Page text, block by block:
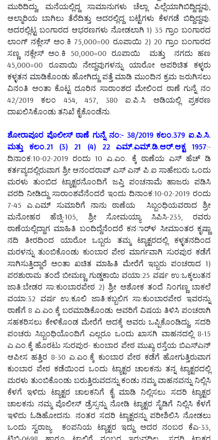
ಮುರಿದಿದ್ದು, ಮನೆಯಲ್ಲಿದ್ದ ಸಾಮಾನುಗಳು ಚೆಲ್ಲಾ ಪಿಲ್ಲೆಯಾಗಿಬಿದ್ದಿದ್ದವು,
ಆಲ್ಮಾರಿಯ ಬಾಗಿಲು ತೆರೆದಿತ್ತು ಅದರಲ್ಲಿದ್ದ ಬಟ್ಟೆಗಳು ಕೆಳಗಡೆ ಬಿದ್ದಿದ್ದವು.
ಅದರಲ್ಲಿಟ್ಟ ಬಂಗಾರದ ಆಭರಣಗಳು ನೋಡಲಾಗಿ 1) 35 ಗ್ರಾಂ ಬಂಗಾರದ
ಲಾಂಗ್ ನಕ್ಲೇಸ್ ಅಂ.ಕಿ 75,000=00 ರೂಪಾಯಿ 2) 20 ಗ್ರಾಂ ಬಂಗಾರದ
ಸಣ್ಣ ನಕ್ಲೇಸ್ ಅಂ.ಕಿ 50,000=00 ರೂಪಾಯಿ ಮತ್ತು ನಗದು ಹಣ
45,000=00 ರೂಪಾಯಿ ನೇದ್ದವುಗಳನ್ನು ಯಾರೋ ಅಪರಿಚಿತ ಕಳ್ಳರು
ಕಳ್ಳತನ ಮಾಡಿಕೊಂಡು ಹೋಗಿದ್ದು ಪತ್ತೆ ಮಾಡಿ ಮುಂದಿನ ಕ್ರಮ ಜರುಗಿಸಲು
ವಿನಂತಿ ಅಂತಾ ಕೊಟ್ಟ ದೂರಿನ ಸಾರಾಂಶದ ಮೇಲಿಂದ ಠಾಣೆ ಗುನ್ನೆ ನಂ
42/2019 ಕಲಂ 454, 457, 380 ಐ.ಪಿ.ಸಿ ಅಡಿಯಲ್ಲಿ ಪ್ರಕರಣ
ದಾಖಲಿಸಿಕೊಂಡು ತನಿಖೆ ಕೈಕೊಂಡೆನು.
ಶೋರಾಪೂರ ಪೊಲೀಸ್ ಠಾಣೆ ಗುನ್ನೆ ನಂ:- 38/2019 ಕಲಂ.379 ಐ.ಪಿ.ಸಿ.
ಮತ್ತು ಕಲಂ.21 (3) 21 (4) 22 ಎಮ್.ಎಮ್.ಡಿ.ಆರ್.ಆಕ್ಟ 1957:-
ದಿನಾಂಕ:10-02-2019 ರಂದು 10 ಎ.ಎಂ. ಕ್ಕೆ ಠಾಣೆಯ ಎಸ್ ಹೆಚ್ ಡಿ
ಕರ್ತವ್ಯದಲ್ಲಿರುವಾಗ ಶ್ರೀ ಆನಂದರಾವ್ ಎಸ್ ಎನ್ ಪಿ.ಐ ಸಾಹೇಬರು ಒಂದು
ಮರಳು ತುಂಬಿದ ಟ್ಯಾಕ್ಟರನೊಂದಿಗೆ ಜಪ್ತಿ ಪಂಚನಾಮೆ ಹಾಜರು ಪಡಿಸಿ
ವರದಿ ನೀಡಿದ್ದು ಸಾರಾಂಶವೆನೆಂದರೆ ಇಂದು ದಿನಾಂಕ:10-02-2019 ರಂದು
7-45 ಎ.ಎಮ್ ಸುಮಾರಿಗೆ ನಾನು ಠಾಣೆಯ ಸಿಬ್ಬಂಧಿಯವರಾದ ಶ್ರೀ
ಮನೋಹರ ಹೆಚ್ಸಿ-105, ಶ್ರೀ ಸೋಮಯ್ಯಾ ಸಿಪಿಸಿ-235, ರವರು
ಠಾಣೆಯಲ್ಲಿದ್ದಾಗ ಮಾಹಿತಿ ಬಂದಿದ್ದೆನೆಂದರೆ ಕನರ್ಾಳ ಸೀಮಾಂತರ ಕೃಷ್ಣಾ
ನದಿ ತೀರದಿಂದ ಯಾರೋ ಒಬ್ಬರು ತಮ್ಮ ಟ್ಯಾಕ್ಟರದಲ್ಲಿ ಕಳ್ಳತನದಿಂದ
ಮರಳನ್ನು ತುಂಬಿಕೊಂಡು ಕುಂಬಾರ ಪೇಠ ಮಾರ್ಗವಾಗಿ ಸುರಪುರ ಕಡೆಗೆ
ಸಾಗಿಸುತ್ತಿದ್ದಾರೆ ಅಂತಾ ಖಚಿತ ಮಾಹಿತಿ ಮೇರೆಗೆ ಇಬ್ಬರು ಪಂಚರಾದ 1)
ಪರಶುರಾಮ ತಂದೆ ಬೀಮಣ್ಣ ಗುಡ್ಡಕಾಯಿ ವಯಾ:25 ವರ್ಷ ಉ:ಒಕ್ಕಲುತನ
ಜಾತಿ:ಬೇಡರ ಸಾ:ಕುಂಬಾರಪೇಠ 2) ಶ್ರೀ ಅಶೋಕ ತಂದೆ ನಿಂಗಣ್ಣ ಬಾಕಲೆ
ವಯಾ:32 ವರ್ಷ ಉ:ಕೂಲಿ ಜಾತಿ:ಕಬ್ಬಲಿಗ ಸಾ:ಕುಂಬಾರಪೇಠ ಇವರನ್ನು
ಠಾಣೆಗೆ 8 ಎ.ಎಂ.ಕ್ಕೆ ಬರಮಾಡಿಕೊಂಡು ಅವರಿಗೆ ವಿಷಯ ತಿಳಿಸಿ ಪಂಚರಾಗಿ
ಸಹಕರಿಸಲು ಕೇಳಿಕೊಂಡ ಮೇರೆಗೆ ಅದಕ್ಕೆ ಅವರು ಒಪ್ಪಿಕೊಂಡಿದ್ದು, ಸದರಿ
ಪಂಚರು ಸಿಬ್ಬಂಧಿಯೊಂದಿಗೆ ಎಲ್ಲರೂ ಒಂದು ಖಾಸಗಿ ವಾಹನದಲ್ಲಿ 8-15
ಎ.ಎಂ.ಕ್ಕೆ ಹೊರಟು ಸುರಪುರ- ಕುಂಬಾರ ಪೇಠ ಮುಖ್ಯ ರಸ್ತೆಯ ಬಿಎಸ್ಎನ್
ಆಪೀಸ ಹತ್ತಿರ 8-30 ಎ.ಎಂ.ಕ್ಕೆ ಕುಂಬಾರ ಪೇಠ ಕಡೆಗೆ ಹೋಗುತ್ತಿರುವಾಗ
ಕುಂಬಾರ ಪೇಠ ಕಡೆಯಿಂದ ಒಂದು ಟ್ಯಾಕ್ಟರ ಚಾಲಕನು ತನ್ನ ಟ್ಯಾಕ್ಟರದಲ್ಲಿ
ಮರಳು ತುಂಬಿಕೊಂಡು ಬರುತ್ತಿರುವದನ್ನು ಕಂಡು ನಮ್ಮ ವಾಹನವನ್ನು ನಿಲ್ಲಿಸಿ
ಕೆಳಗೆ ಇಳಿದು ಟ್ಯಾಕ್ಟರ ಚಾಲಕನಿಗೆ ಕೈ ಮಾಡಿ ನಿಲ್ಲಿಸಲು ಸದರಿ ಟ್ಯಾಕ್ಟರ
ಚಾಲಕನು ನಮ್ಮ ಪೊಲೀಸ್ ಡ್ರೆಸ್ಸನ್ನು ನೋಡಿ ಟ್ಯಾಕ್ಟರ ಸೈಡಿಗೆ ನಿಲ್ಲಿಸಿ ಕೆಳಗೆ
ಇಳಿದು ಓಡಿಹೋದನು. ನಂತರ ಸದರಿ ಟ್ಯಾಕ್ಟರನ್ನು ಪರೀಶಿಲಿಸಿ ನೋಡಲು
ಒಂದು ಸ್ವರಾಜ್ಯ ಕಂಪನಿಯ ಟ್ಯಾಕ್ಟರ ಇದ್ದು ಅದರ ನಂಬರ ಕೆಎ-33,